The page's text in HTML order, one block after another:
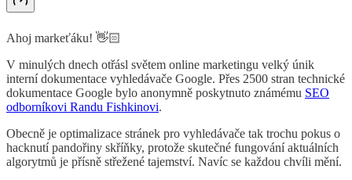
Ahoj markeťáku! 👋🏻
V minulých dnech otřásl světem online marketingu velký únik
interní dokumentace vyhledávače Google. Přes 2500 stran technické
dokumentace Google bylo anonymně poskytnuto známému SEO
odborníkovi Randu Fishkinovi.
Obecně je optimalizace stránek pro vyhledávače tak trochu pokus o
hacknutí pandořiny skříňky, protože skutečné fungování aktuálních
algorytmů je přísně střežené tajemství. Navíc se každou chvíli mění.